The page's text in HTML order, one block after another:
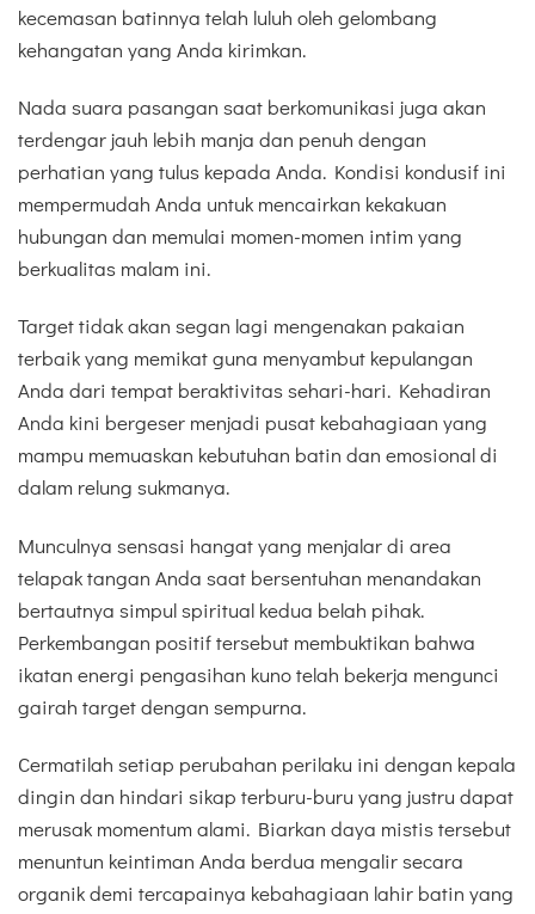
kecemasan batinnya telah luluh oleh gelombang
kehangatan yang Anda kirimkan.
Nada suara pasangan saat berkomunikasi juga akan
terdengar jauh lebih manja dan penuh dengan
perhatian yang tulus kepada Anda. Kondisi kondusif ini
mempermudah Anda untuk mencairkan kekakuan
hubungan dan memulai momen-momen intim yang
berkualitas malam ini.
Target tidak akan segan lagi mengenakan pakaian
terbaik yang memikat guna menyambut kepulangan
Anda dari tempat beraktivitas sehari-hari. Kehadiran
Anda kini bergeser menjadi pusat kebahagiaan yang
mampu memuaskan kebutuhan batin dan emosional di
dalam relung sukmanya.
Munculnya sensasi hangat yang menjalar di area
telapak tangan Anda saat bersentuhan menandakan
bertautnya simpul spiritual kedua belah pihak.
Perkembangan positif tersebut membuktikan bahwa
ikatan energi pengasihan kuno telah bekerja mengunci
gairah target dengan sempurna.
Cermatilah setiap perubahan perilaku ini dengan kepala
dingin dan hindari sikap terburu-buru yang justru dapat
merusak momentum alami. Biarkan daya mistis tersebut
menuntun keintiman Anda berdua mengalir secara
organik demi tercapainya kebahagiaan lahir batin yang